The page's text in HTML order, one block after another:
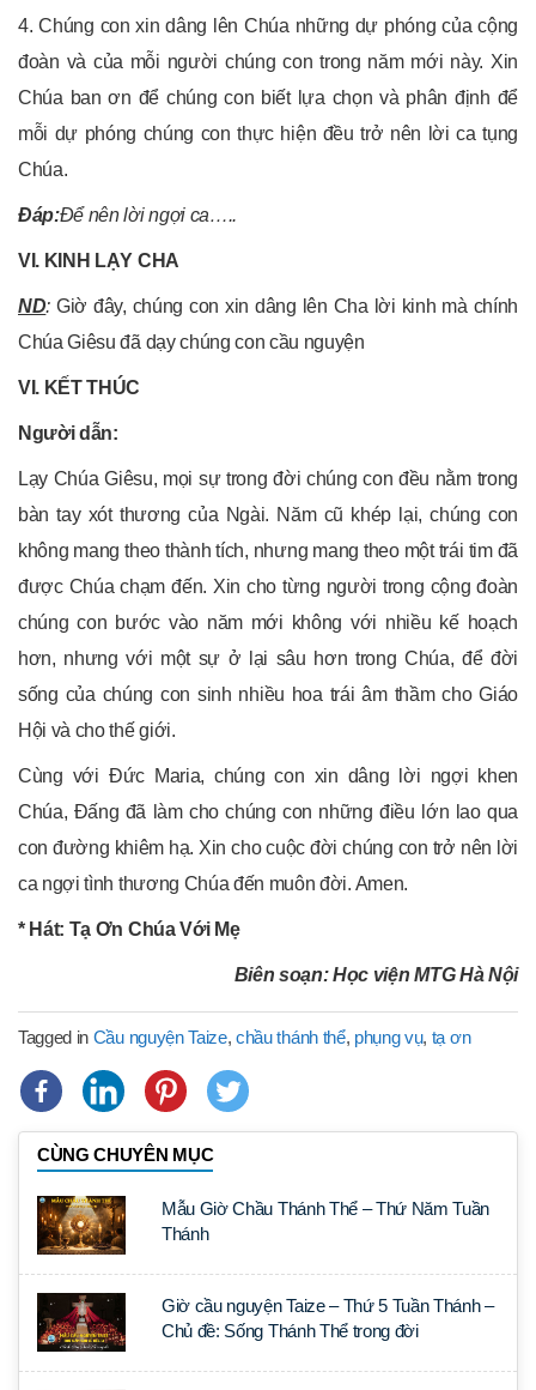
4. Chúng con xin dâng lên Chúa những dự phóng của cộng
đoàn và của mỗi người chúng con trong năm mới này. Xin
Chúa ban ơn để chúng con biết lựa chọn và phân định để
mỗi dự phóng chúng con thực hiện đều trở nên lời ca tụng
Chúa.
Đáp:Để nên lời ngợi ca…..
VI. KINH LẠY CHA
ND:Giờ đây, chúng con xin dâng lên Cha lời kinh mà chính
Chúa Giêsu đã dạy chúng con cầu nguyện
VI. KẾT THÚC
Người dẫn:
Lạy Chúa Giêsu, mọi sự trong đời chúng con đều nằm trong
bàn tay xót thương của Ngài. Năm cũ khép lại, chúng con
không mang theo thành tích, nhưng mang theo một trái tim đã
được Chúa chạm đến. Xin cho từng người trong cộng đoàn
chúng con bước vào năm mới không với nhiều kế hoạch
hơn, nhưng với một sự ở lại sâu hơn trong Chúa, để đời
sống của chúng con sinh nhiều hoa trái âm thầm cho Giáo
Hội và cho thế giới.
Cùng với Đức Maria, chúng con xin dâng lời ngợi khen
Chúa, Đấng đã làm cho chúng con những điều lớn lao qua
con đường khiêm hạ. Xin cho cuộc đời chúng con trở nên lời
ca ngợi tình thương Chúa đến muôn đời. Amen.
* Hát: Tạ Ơn Chúa Với Mẹ
Biên soạn: Học viện MTG Hà Nội
Tagged in Cầu nguyện Taize,chầu thánh thể, phụng vụ, tạ ơn
CÙNG CHUYÊN MỤC
Mẫu Giờ Chầu Thánh Thể – Thứ Năm Tuần
Thánh
Giờ cầu nguyện Taize – Thứ 5 Tuần Thánh –
Chủ đề: Sống Thánh Thể trong đời